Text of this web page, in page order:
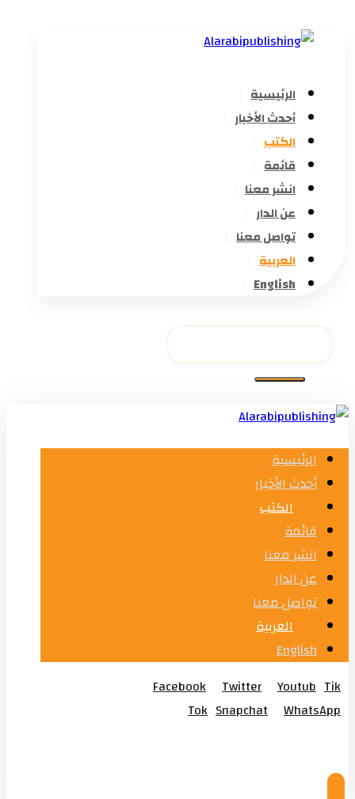
الرئيسية
أحدث الأخبار
الكتب
قائمة
انشر معنا
عن الدار
تواصل معنا
العربية
English
الرئيسية
أحدث الأخبار
الكتب
قائمة
انشر معنا
عن الدار
تواصل معنا
العربية
English
Facebook
Twitter Youtub Tik
Tok Snapchat
WhatsApp